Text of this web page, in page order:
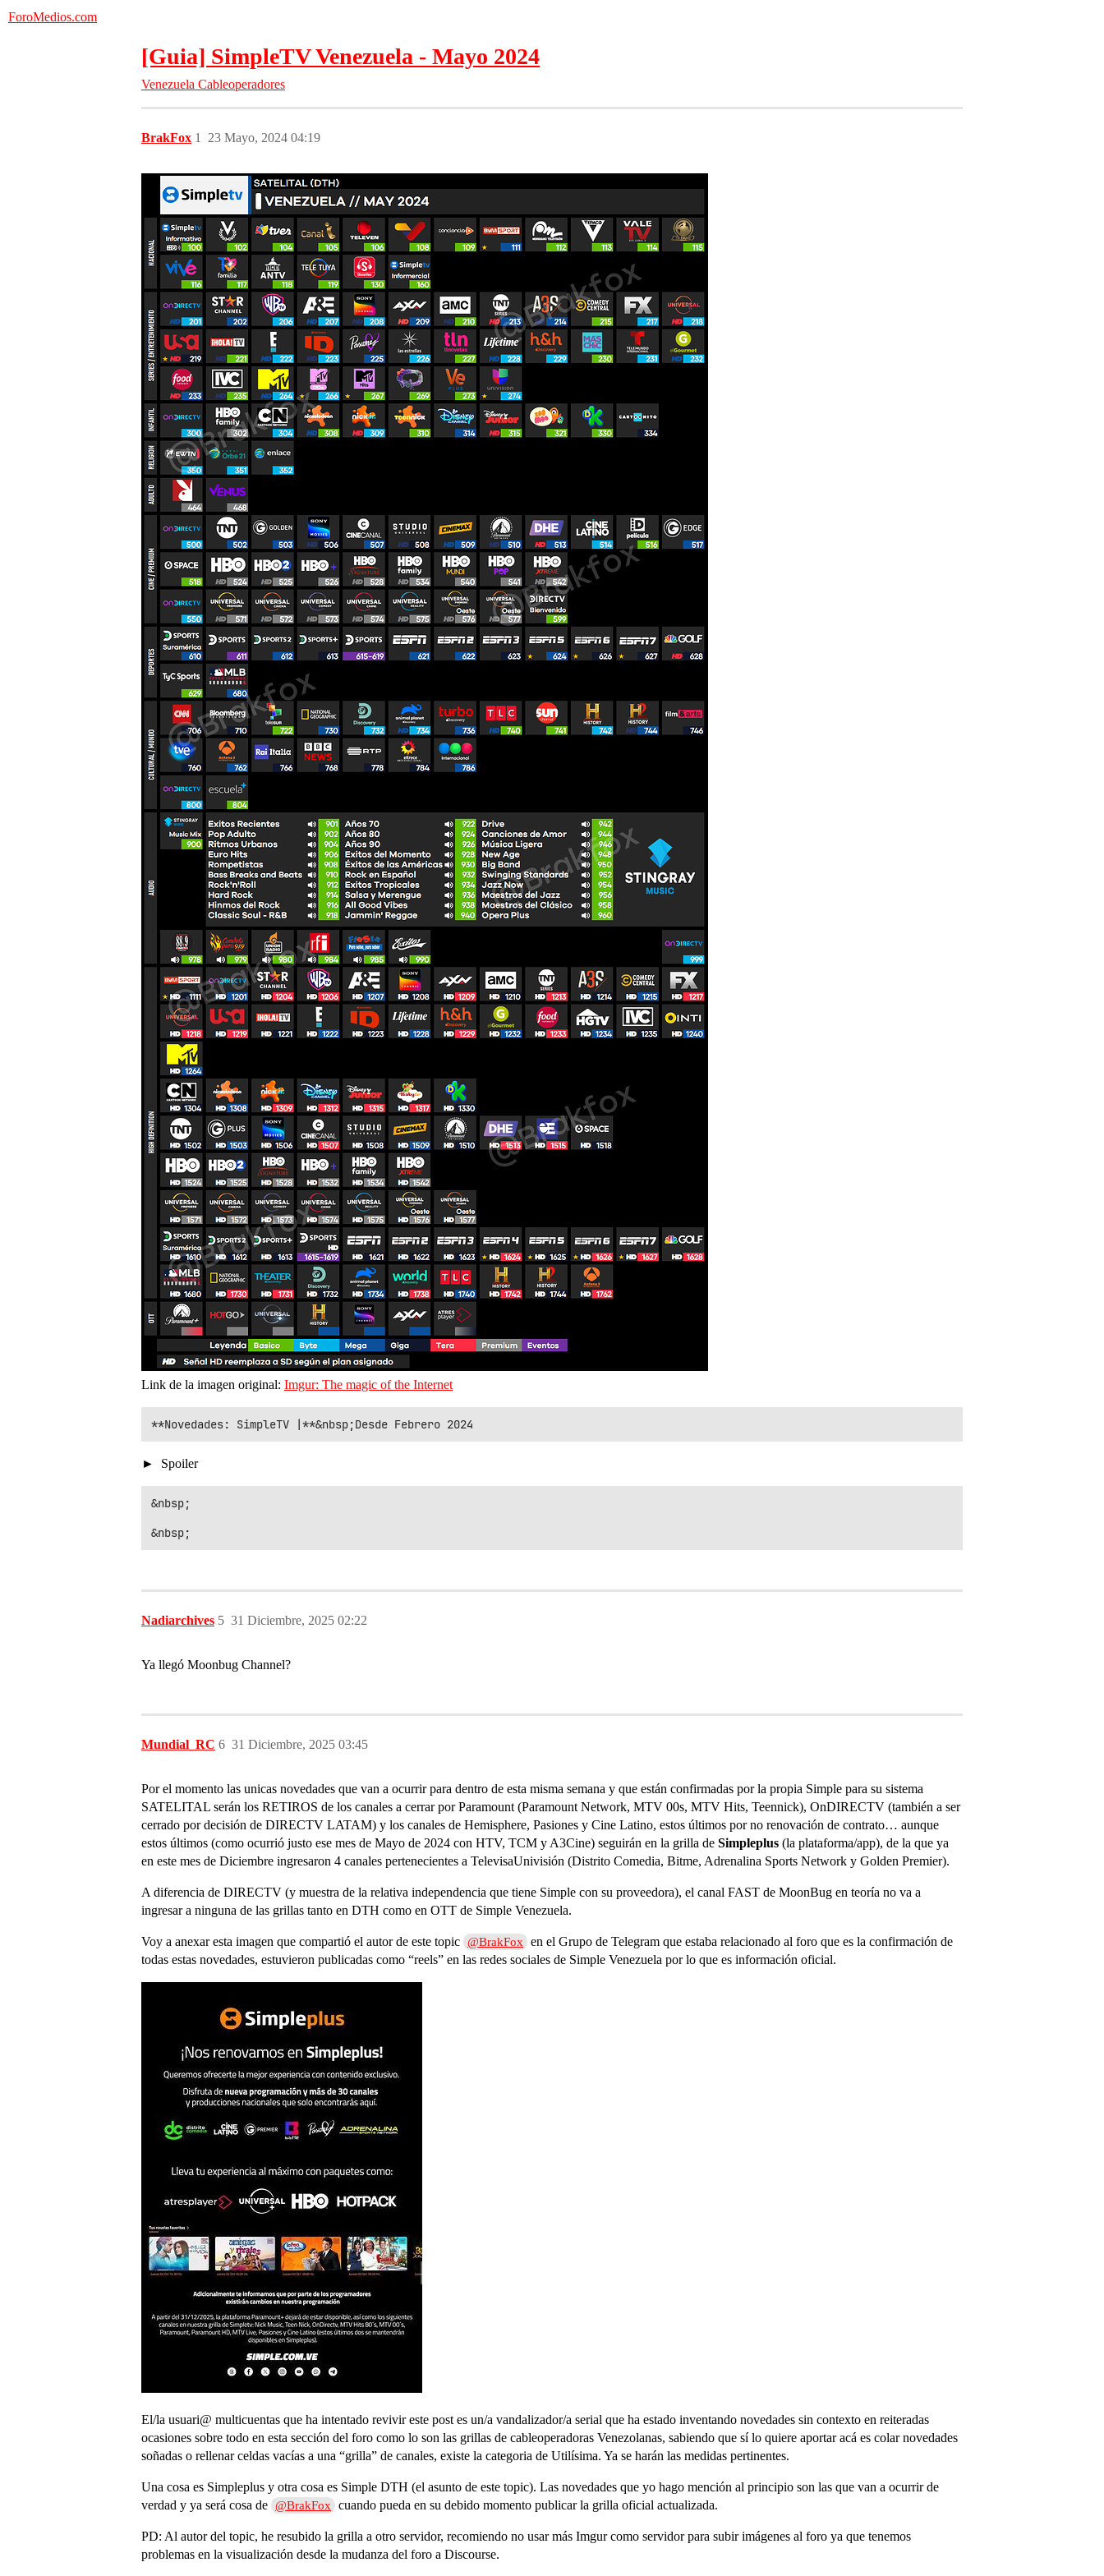
ForoMedios.com
[Guia] SimpleTV Venezuela - Mayo 2024
Venezuela Cableoperadores
BrakFox 23 Mayo, 2024 04:19
1
Link de la imagen original: Imgur: The magic of the Internet
Spoiler
&nbsp;
Nadiarchives 31 Diciembre, 2025 02:22
5
Ya llegó Moonbug Channel?
Mundial_RC 31 Diciembre, 2025 03:45
6
Por el momento las unicas novedades que van a ocurrir para dentro de esta misma semana y que están confirmadas por la propia Simple para su sistema
SATELITAL serán los RETIROS de los canales a cerrar por Paramount (Paramount Network, MTV 00s, MTV Hits, Teennick), OnDIRECTV (también a ser
cerrado por decisión de DIRECTV LATAM) y los canales de Hemisphere, Pasiones y Cine Latino, estos últimos por no renovación de contrato… aunque
estos últimos (como ocurrió justo ese mes de Mayo de 2024 con HTV, TCM y A3Cine) seguirán en la grilla de Simpleplus (la plataforma/app), de la que ya
en este mes de Diciembre ingresaron 4 canales pertenecientes a TelevisaUnivisión (Distrito Comedia, Bitme, Adrenalina Sports Network y Golden Premier).
A diferencia de DIRECTV (y muestra de la relativa independencia que tiene Simple con su proveedora), el canal FAST de MoonBug en teoría no va a
ingresar a ninguna de las grillas tanto en DTH como en OTT de Simple Venezuela.
Voy a anexar esta imagen que compartió el autor de este topic @BrakFox
en el Grupo de Telegram que estaba relacionado al foro que es la confirmación de
todas estas novedades, estuvieron publicadas como “reels” en las redes sociales de Simple Venezuela por lo que es información oficial.
El/la usuari@ multicuentas que ha intentado revivir este post es un/a vandalizador/a serial que ha estado inventando novedades sin contexto en reiteradas
ocasiones sobre todo en esta sección del foro como lo son las grillas de cableoperadoras Venezolanas, sabiendo que sí lo quiere aportar acá es colar novedades
soñadas o rellenar celdas vacías a una “grilla” de canales, existe la categoria de Utilísima. Ya se harán las medidas pertinentes.
Una cosa es Simpleplus y otra cosa es Simple DTH (el asunto de este topic). Las novedades que yo hago mención al principio son las que van a ocurrir de
verdad y ya será cosa de @BrakFox cuando pueda en su debido momento publicar la grilla oficial actualizada.
PD: Al autor del topic, he resubido la grilla a otro servidor, recomiendo no usar más Imgur como servidor para subir imágenes al foro ya que tenemos
problemas en la visualización desde la mudanza del foro a Discourse.